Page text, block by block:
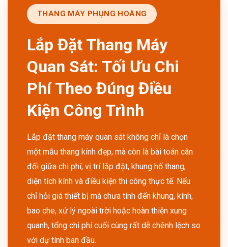
THANG MÁY PHỤNG HOÀNG
Lắp Đặt Thang Máy
Quan Sát: Tối Ưu Chi
Phí Theo Đúng Điều
Kiện Công Trình
Lắp đặt thang máy quan sát không chỉ là chọn
một mẫu thang kính đẹp, mà còn là bài toán cân
đối giữa chi phí, vị trí lắp đặt, khung hố thang,
diện tích kính và điều kiện thi công thực tế. Nếu
chỉ hỏi giá thiết bị mà chưa tính đến khung, kính,
bao che, xử lý ngoài trời hoặc hoàn thiện xung
quanh, tổng chi phí cuối cùng rất dễ chênh lệch so
với dự tính ban đầu.